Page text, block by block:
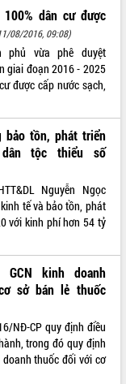
dân cư được
08/2016, 09:08)
phủ vừa phê duyệt
giai đoạn 2016 - 2025
được cấp nước sạch,
bảo tồn, phát triển
tộc thiểu số
Nguyễn Ngọc
tế và bảo tồn, phát
với kinh phí hơn 54 tỷ
kinh doanh
sở bán lẻ thuốc
NĐ-CP quy định điều
trong đó quy định
thuốc đối với cơ